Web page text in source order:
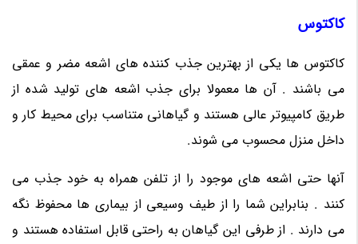
کاکتوس
کاکتوس ها یکی از بهترین جذب کننده های اشعه مضر و عمقی
می باشند . آن ها معمولا برای جذب اشعه های تولید شده از
طریق کامپیوتر عالی هستند و گیاهانی متناسب برای محیط کار و
داخل منزل محسوب می شوند.
آنها حتی اشعه های موجود را از تلفن همراه به خود جذب می
کنند . بنابراین شما را از طیف وسیعی از بیماری ها محفوظ نگه
می دارند . از طرفی این گیاهان به راحتی قابل استفاده هستند و